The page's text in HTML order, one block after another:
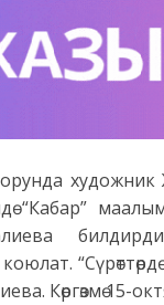
“Кабар”
Көргөзмө 15-